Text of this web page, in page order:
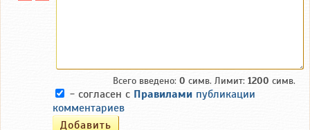
Всего введено: 0 симв. Лимит: 1200 симв.
- согласен с Правилами публикации
комментариев